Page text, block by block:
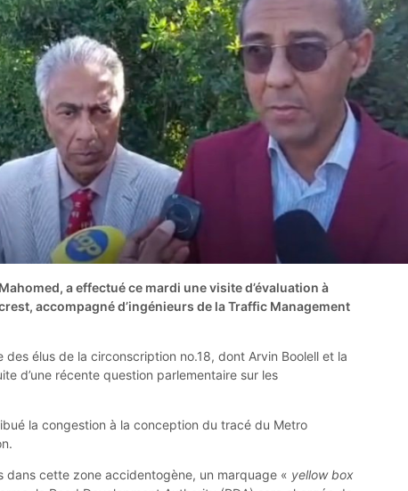
a effectué ce mardi une visite d’évaluation à
accompagné d’ingénieurs de la Traffic Management
des élus de la circonscription no.18, dont Arvin Boolell et la
d’une récente question parlementaire sur les
la congestion à la conception du tracé du Metro
dans cette zone accidentogène, un marquage « yellow box